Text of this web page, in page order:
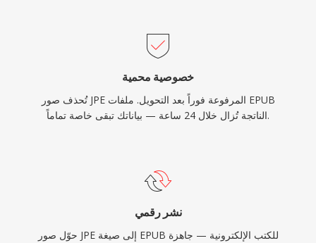
خصوصية محمية
تُحذف صور JPE المرفوعة فوراً بعد التحويل. ملفات EPUB
الناتجة تُزال خلال 24 ساعة — بياناتك تبقى خاصة تماماً.
نشر رقمي
حوّل صور JPE إلى صيغة EPUB للكتب الإلكترونية — جاهزة